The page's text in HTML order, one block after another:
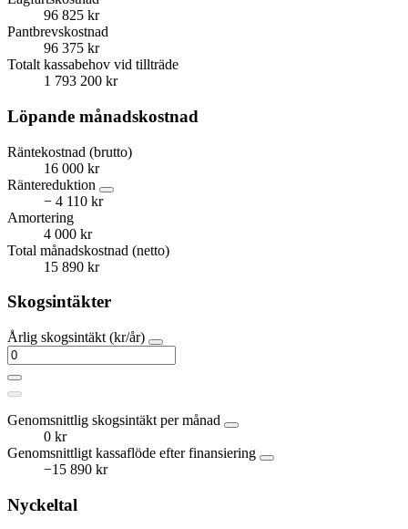
96 825 kr
Pantbrevskostnad
96 375 kr
Totalt kassabehov vid tillträde
1 793 200 kr
Löpande månadskostnad
Räntekostnad (brutto)
16 000 kr
Räntereduktion
− 4 110 kr
Amortering
4 000 kr
Total månadskostnad (netto)
15 890 kr
Skogsintäkter
Årlig skogsintäkt (kr/år)
Genomsnittlig skogsintäkt per månad
0 kr
Genomsnittligt kassaflöde efter finansiering
−15 890 kr
Nyckeltal